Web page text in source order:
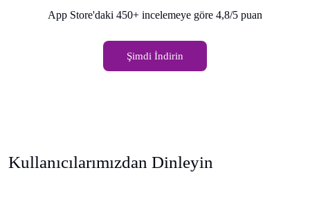
App Store'daki 450+ incelemeye göre 4,8/5 puan
Şimdi İndirin
Kullanıcılarımızdan Dinleyin